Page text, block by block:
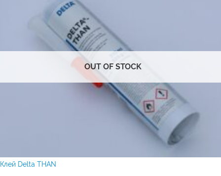
OUT OF STOCK
Клей Delta THAN